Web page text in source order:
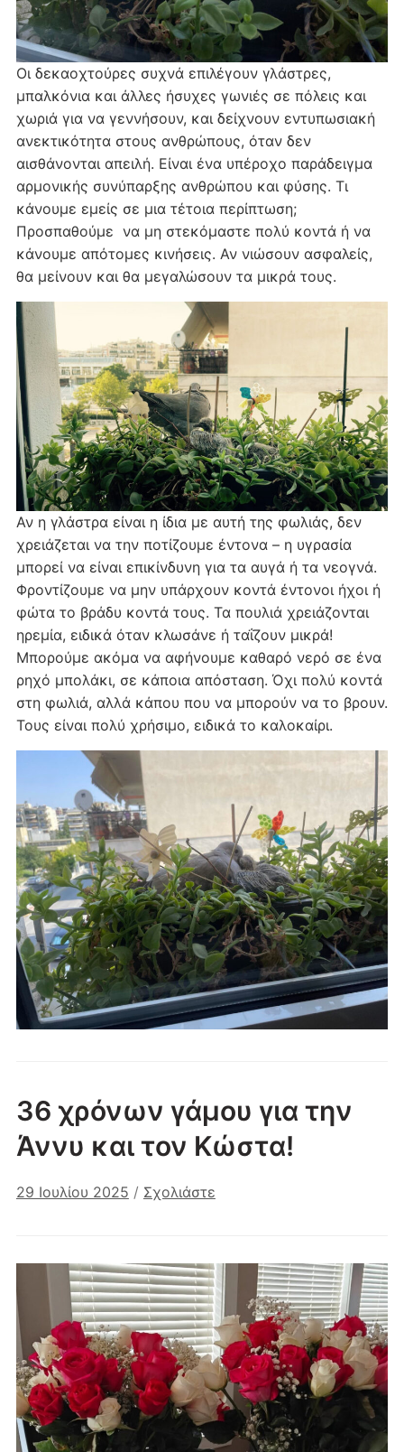
Οι δεκαοχτούρες συχνά επιλέγουν γλάστρες,
μπαλκόνια και άλλες ήσυχες γωνιές σε πόλεις και
χωριά για να γεννήσουν, και δείχνουν εντυπωσιακή
ανεκτικότητα στους ανθρώπους, όταν δεν
αισθάνονται απειλή. Είναι ένα υπέροχο παράδειγμα
αρμονικής συνύπαρξης ανθρώπου και φύσης. Τι
κάνουμε εμείς σε μια τέτοια περίπτωση;
Προσπαθούμε να μη στεκόμαστε πολύ κοντά ή να
κάνουμε απότομες κινήσεις. Αν νιώσουν ασφαλείς,
θα μείνουν και θα μεγαλώσουν τα μικρά τους.
Αν η γλάστρα είναι η ίδια με αυτή της φωλιάς, δεν
χρειάζεται να την ποτίζουμε έντονα – η υγρασία
μπορεί να είναι επικίνδυνη για τα αυγά ή τα νεογνά.
Φροντίζουμε να μην υπάρχουν κοντά έντονοι ήχοι ή
φώτα το βράδυ κοντά τους. Τα πουλιά χρειάζονται
ηρεμία, ειδικά όταν κλωσάνε ή ταΐζουν μικρά!
Μπορούμε ακόμα να αφήνουμε καθαρό νερό σε ένα
ρηχό μπολάκι, σε κάποια απόσταση. Όχι πολύ κοντά
στη φωλιά, αλλά κάπου που να μπορούν να το βρουν.
Τους είναι πολύ χρήσιμο, ειδικά το καλοκαίρι.
36 χρόνων γάμου για την
Άννυ και τον Κώστα!
29 Ιουλίου 2025 / Σχολιάστε